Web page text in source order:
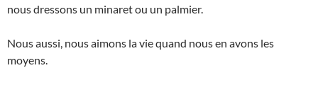
nous dressons un minaret ou un palmier.
Nous aussi, nous aimons la vie quand nous en avons les
moyens.